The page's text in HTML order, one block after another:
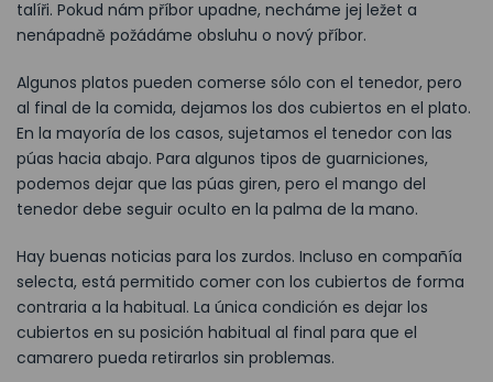
talíři. Pokud nám příbor upadne, necháme jej ležet a
nenápadně požádáme obsluhu o nový příbor.
Algunos platos pueden comerse sólo con el tenedor, pero
al final de la comida, dejamos los dos cubiertos en el plato.
En la mayoría de los casos, sujetamos el tenedor con las
púas hacia abajo. Para algunos tipos de guarniciones,
podemos dejar que las púas giren, pero el mango del
tenedor debe seguir oculto en la palma de la mano.
Hay buenas noticias para los zurdos. Incluso en compañía
selecta, está permitido comer con los cubiertos de forma
contraria a la habitual. La única condición es dejar los
cubiertos en su posición habitual al final para que el
camarero pueda retirarlos sin problemas.